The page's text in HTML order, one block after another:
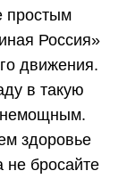
простым
Россия»
движения.
в такую
немощным.
здоровье
не бросайте